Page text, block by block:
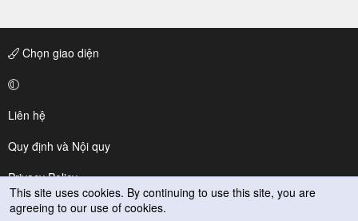
Chọn giao diện
Liên hệ
Quy định và Nội quy
Privacy Policy
Trợ giúp
This site uses cookies. By continuing to use this site, you are
agreeing to our use of cookies.